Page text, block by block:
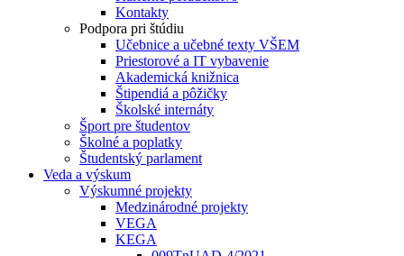
Kontakty
Podpora pri štúdiu
Učebnice a učebné texty VŠEM
Priestorové a IT vybavenie
Akademická knižnica
Štipendiá a pôžičky
Školské internáty
Šport pre študentov
Školné a poplatky
Študentský parlament
Veda a výskum
Výskumné projekty
Medzinárodné projekty
VEGA
KEGA